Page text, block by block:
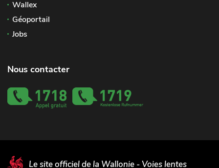
Wallex
Géoportail
Jobs
Nous contacter
Le site officiel de la Wallonie - Voies lentes